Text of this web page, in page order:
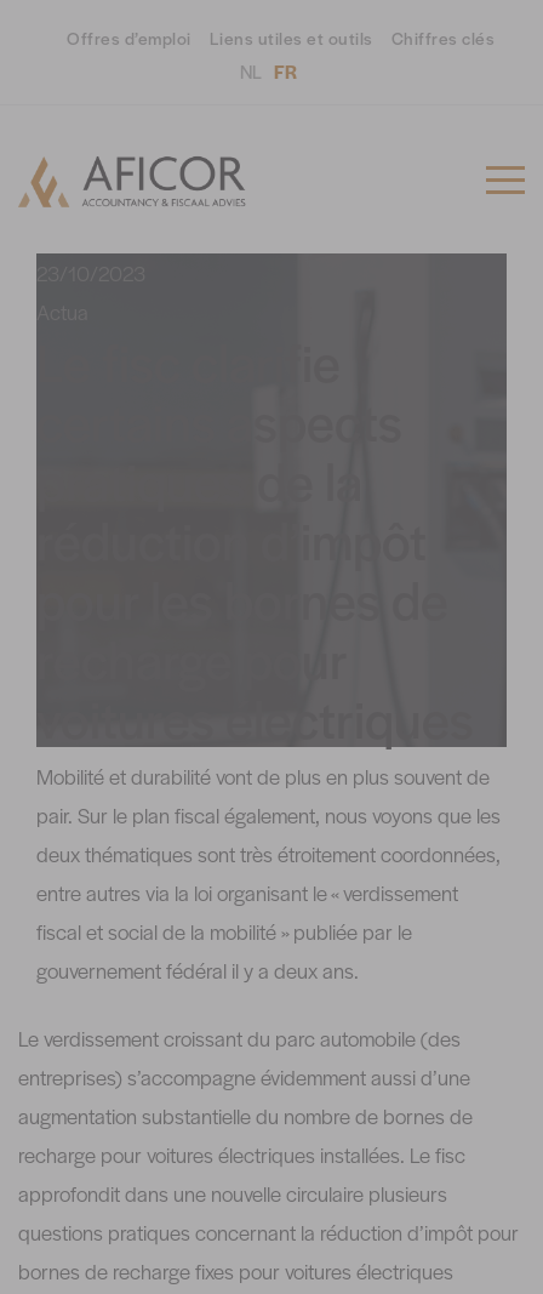
Offres d’emploi Liens utiles et outils Chiffres clés
NL FR
Mobilité et durabilité vont de plus en plus souvent de
pair. Sur le plan fiscal également, nous voyons que les
deux thématiques sont très étroitement coordonnées,
entre autres via la loi organisant le « verdissement
fiscal et social de la mobilité » publiée par le
gouvernement fédéral il y a deux ans.
Le verdissement croissant du parc automobile (des
entreprises) s’accompagne évidemment aussi d’une
augmentation substantielle du nombre de bornes de
recharge pour voitures électriques installées. Le fisc
approfondit dans une nouvelle circulaire plusieurs
questions pratiques concernant la réduction d’impôt pour
bornes de recharge fixes pour voitures électriques